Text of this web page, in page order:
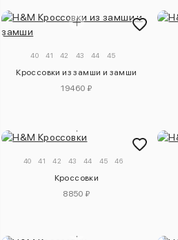
40 41 42 43 44 45
Кроссовки из замши и замши
19460 ₽
40 41 42 43 44 45 46
Кроссовки
8850 ₽